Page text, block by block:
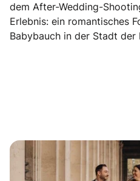
dem After-Wedding-
Erlebnis: ein romantisches
Babybauch in der Stadt der